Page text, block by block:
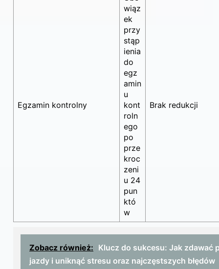
Egzamin kontrolny
wiąz
ek
przy
stąp
ienia
do
egz
amin
u
kont
roln
ego
po
prze
kroc
zeni
u 24
pun
któ
w
Brak redukcji
Zobacz również: Klucz do sukcesu: Jak zdawać
jazdy i uniknąć stresu oraz najczęstszych błędów